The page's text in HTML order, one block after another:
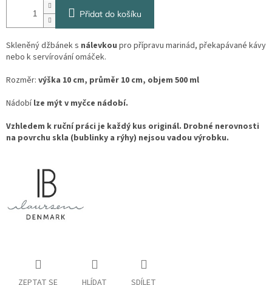
Přidat do košíku
Skleněný džbánek s nálevkou pro přípravu marinád, překapávané kávy
nebo k servírování omáček.
Rozměr: výška 10 cm, průměr 10 cm, objem 500 ml
Nádobílze mýt v myčce nádobí.
Vzhledem k ruční práci je každý kus originál. Drobné nerovnosti
na povrchu skla (bublinky a rýhy) nejsou vadou výrobku.